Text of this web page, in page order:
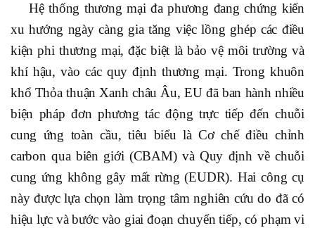
Hệ thống thương mại đa phương đang chứng kiến
xu hướng ngày càng gia tăng việc lồng ghép các điều
kiện phi thương mại, đặc biệt là bảo vệ môi trường và
khí hậu, vào các quy định thương mại. Trong khuôn
khổ Thỏa thuận Xanh châu Âu, EU đã ban hành nhiều
biện pháp đơn phương tác động trực tiếp đến chuỗi
cung ứng toàn cầu, tiêu biểu là Cơ chế điều chỉnh
carbon qua biên giới (CBAM) và Quy định về chuỗi
cung ứng không gây mất rừng (EUDR). Hai công cụ
này được lựa chọn làm trọng tâm nghiên cứu do đã có
hiệu lực và bước vào giai đoạn chuyển tiếp, có phạm vi